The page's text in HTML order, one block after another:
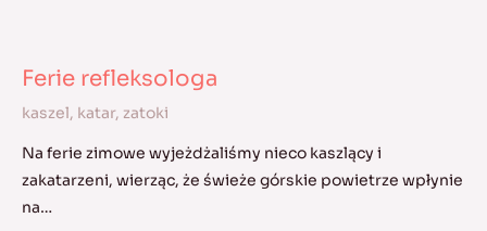
Ferie refleksologa
kaszel, katar, zatoki
Na ferie zimowe wyjeżdżaliśmy nieco kaszlący i
zakatarzeni, wierząc, że świeże górskie powietrze wpłynie
na…